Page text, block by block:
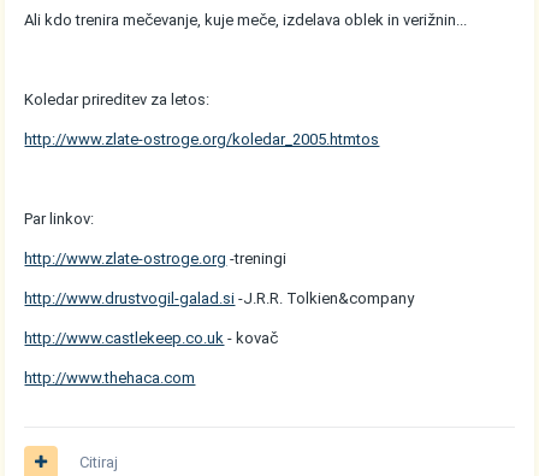
Ali kdo trenira mečevanje, kuje meče, izdelava oblek in verižnin...
Koledar prireditev za letos:
http://www.zlate-ostroge.org/koledar_2005.htmtos
Par linkov:
http://www.zlate-ostroge.org -treningi
http://www.drustvogil-galad.si -J.R.R. Tolkien&company
http://www.castlekeep.co.uk - kovač
http://www.thehaca.com
Citiraj